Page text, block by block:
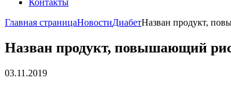
Контакты
Главная страницаНовостиДиабетНазван продукт,
Назван продукт, повышающий
03.11.2019